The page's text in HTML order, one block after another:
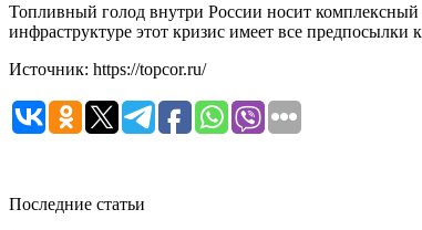
Топливный голод внутри России носит
инфраструктуре этот кризис имеет все
Источник: https://topcor.ru/
Последние статьи